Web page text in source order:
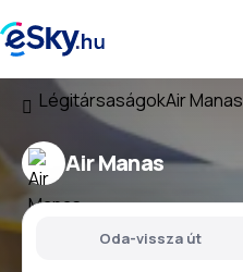
LégitársaságokAir Manas
Air Manas
Oda-vissza út